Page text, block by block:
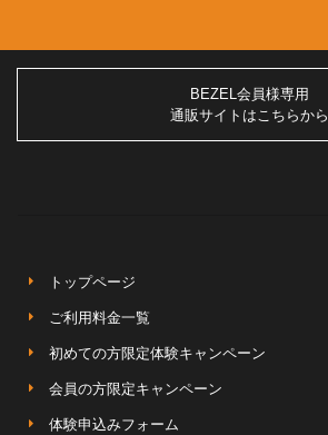
BEZEL会員様専用
通販サイトはこちらから
トップページ
ご利用料金一覧
初めての方限定体験キャンペーン
会員の方限定キャンペーン
体験申込みフォーム